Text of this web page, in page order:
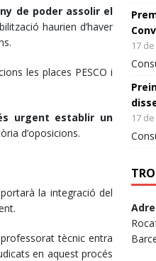
de poder assolir el
haurien d’haver
les places PESCO i
urgent establir un
d’oposicions.
la integració del
tècnic entra
en aquest procés
Avata
r
La
17
17